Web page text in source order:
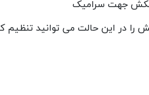
جهت سرامیک